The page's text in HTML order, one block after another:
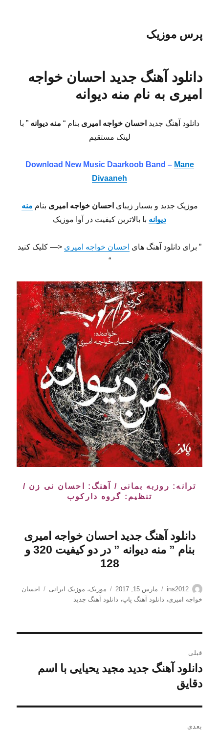
پرس موزیک
دانلود آهنگ جدید احسان خواجه
امیری به نام منه دیوانه
دانلود آهنگ جدید احسان خواجه امیری بنام “ منه دیوانه ” با
لینک مستقیم
Download New MusicDaarkoob Band – Mane
Divaaneh
موزیک جدید و بسیار زیبای احسان خواجه امیری بنام منه
دیوانه با بالاترین کیفیت در آوا موزیک
” برای دانلود آهنگ های احسان خواجه امیری <— کلیک کنید
“
ترانه: روزبه بمانی / آهنگ: احسان نی زن /
تنظیم: گروه دارکوب
دانلود آهنگ جدید احسان خواجه امیری
بنام ” منه دیوانه
” در دو کیفیت 320 و
128
نویسنده
ins2012
ارسال
شده
مارس 15, 2017 دسته‌ها
موزیک، موزیک ایرانی برچسب‌ها
احسان
خواجه امیری، دانلود آهنگ پاپ، دانلود آهنگ جدید
نوشته
قبلی
نوشته
قبلی:
دانلود آهنگ جدید مجید یحیایی با اسم
دقایق
بعدی